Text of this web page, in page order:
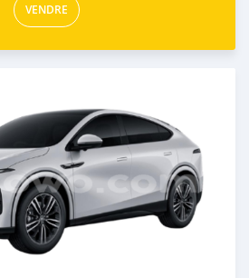
VENDRE